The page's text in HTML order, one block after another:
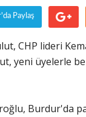
Paylaş
CHP lideri
yeni üyelerle
Burdur'da